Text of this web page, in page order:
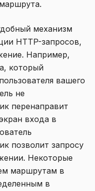
механизм
HTTP-запросов,
Например,
который
вашего
не
перенаправит
входа в
позволит запросу
Некоторые
маршрутам в
в